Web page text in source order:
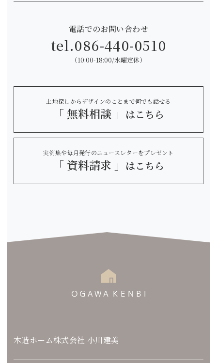
電話でのお問い合わせ
tel.086-440-0510
（10:00-18:00/水曜定休）
土地探しからデザインのことまで何でも話せる
「 無料相談 」 はこちら
実例集や毎月発行のニュースレターをプレゼント
「 資料請求 」 はこちら
木造ホーム株式会社 小川建美